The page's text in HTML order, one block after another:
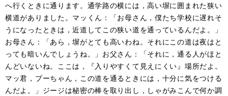
へ行くときに通ります。通学路の横には，高い塀に囲まれた狭い
横道がありました。マッくん：「お母さん，僕たち学校に遅れそ
うになったときは，近道してこの狭い道を通っているんだよ。」
お母さん：「あら，塀がとても高いわね。それにこの道は夜はと
っても暗いんでしょうね。」お父さん：「それに，通る人がほと
んどいないね。ここは，『入りやすくて見えにくい』場所だよ。
マッ君，プーちゃん，この道を通るときには，十分に気をつける
んだよ。」ジージは秘密の棒を取り出し，しゃがみこんで何か調